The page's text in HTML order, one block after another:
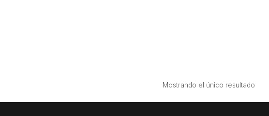
Mostrando el único resultado